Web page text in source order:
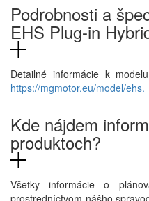
Podrobnosti a
EHS Plug-in
Detailné informácie k
https://mgmotor.eu/model/ehs.
Kde nájdem
produktoch?
Všetky informácie o
prostredníctvom nášho